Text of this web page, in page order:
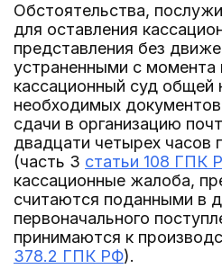
Обстоятельства,
для оставления
представления без
устраненными с момента
кассационный суд общей
необходимых
сдачи в организацию
двадцати четырех часов
(часть 3 статьи 108 ГПК
кассационные жалоба,
считаются поданными в
первоначального
принимаются к
378.2 ГПК РФ).